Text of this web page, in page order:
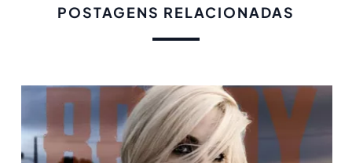
POSTAGENS RELACIONADAS